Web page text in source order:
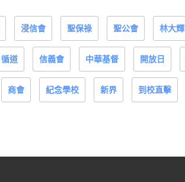
浸信會 聖保祿 聖公會 林大輝
循道 信義會 中華基督 開放日
商會 紀念學校 新界 到校直擊